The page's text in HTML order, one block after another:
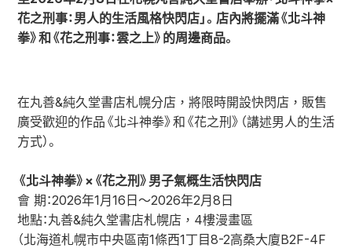
花之刑事：男人的生活風格快閃店」。店內將擺滿《北斗神
拳》和《花之刑事：雲之上》的周邊商品。
在丸善&純久堂書店札幌分店，將限時開設快閃店，販售
廣受歡迎的作品《北斗神拳》和《花之刑》（講述男人的生活
方式）。
《北斗神拳》×《花之刑》男子氣概生活快閃店
會 期：2026年1月16日〜2026年2月8日
地點：丸善&純久堂書店札幌店，4樓漫畫區
（北海道札幌市中央區南1條西1丁目8-2高桑大廈B2F-4F